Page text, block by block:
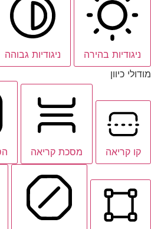
ניגודיות בהירה ניגודיות גבוהה
מודולי כיוון
קו קריאה מסכת קריאה